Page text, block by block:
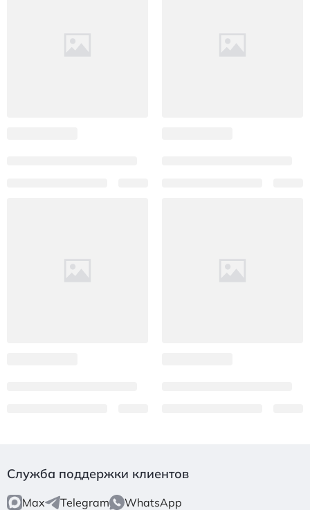
Служба поддержки клиентов
Max Telegram WhatsApp